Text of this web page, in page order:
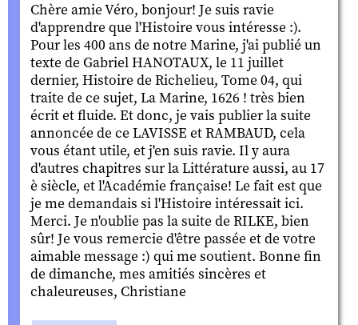
Chère amie Véro, bonjour! Je suis ravie
d'apprendre que l'Histoire vous intéresse :).
Pour les 400 ans de notre Marine, j'ai publié un
texte de Gabriel HANOTAUX, le 11 juillet
dernier, Histoire de Richelieu, Tome 04, qui
traite de ce sujet, La Marine, 1626 ! très bien
écrit et fluide. Et donc, je vais publier la suite
annoncée de ce LAVISSE et RAMBAUD, cela
vous étant utile, et j'en suis ravie. Il y aura
d'autres chapitres sur la Littérature aussi, au 17
è siècle, et l'Académie française! Le fait est que
je me demandais si l'Histoire intéressait ici.
Merci. Je n'oublie pas la suite de RILKE, bien
sûr! Je vous remercie d'être passée et de votre
aimable message :) qui me soutient. Bonne fin
de dimanche, mes amitiés sincères et
chaleureuses, Christiane